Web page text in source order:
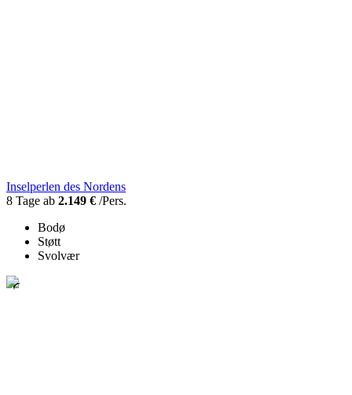
Inselperlen des Nordens
8 Tage ab 2.149 € /Pers.
Bodø
Støtt
Svolvær